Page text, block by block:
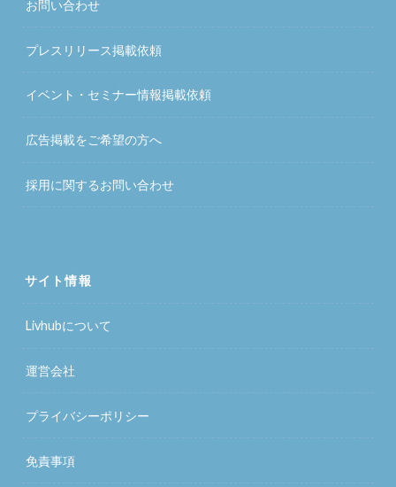
お問い合わせ
プレスリリース掲載依頼
イベント・セミナー情報掲載依頼
広告掲載をご希望の方へ
採用に関するお問い合わせ
サイト情報
Livhubについて
運営会社
プライバシーポリシー
免責事項